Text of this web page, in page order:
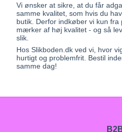
Vi ønsker at sikre, at du får
samme kvalitet, som hvis du
butik. Derfor indkøber vi kun fra
mærker af høj kvalitet - og så
slik.
Hos Slikboden.dk ved vi, hvor
hurtigt og problemfrit. Bestil
samme dag!